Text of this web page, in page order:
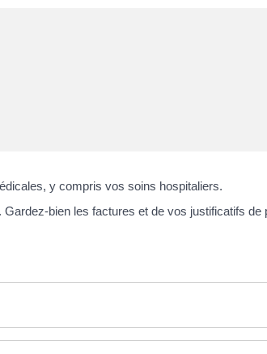
y compris vos soins hospitaliers.
bien les factures et de vos justificatifs de